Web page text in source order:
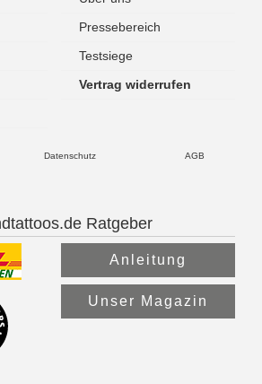
Pressebereich
Testsiege
Vertrag widerrufen
Datenschutz AGB
Ratgeber
Anleitung
Unser Magazin